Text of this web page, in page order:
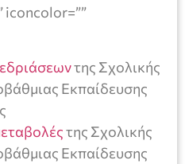
iconcolor=””
της Σχολικής
Εκπαίδευσης
της Σχολικής
Εκπαίδευσης